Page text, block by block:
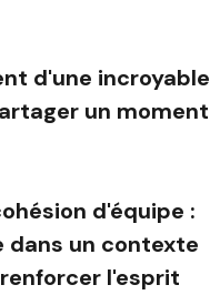
d'une incroyable
un moment
d'équipe :
dans un contexte
l'esprit